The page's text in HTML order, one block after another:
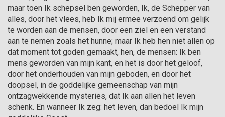
maar toen Ik schepsel ben geworden, Ik, de Schepper van
alles, door het vlees, heb Ik mij ermee verzoend om gelijk
te worden aan de mensen, door een ziel en een verstand
aan te nemen zoals het hunne; maar Ik heb hen niet allen op
dat moment tot goden gemaakt, hen, de mensen: Ik ben
mens geworden van mijn kant, en het is door het geloof,
door het onderhouden van mijn geboden, en door het
doopsel, in de goddelijke gemeenschap van mijn
ontzagwekkende mysteries, dat Ik aan allen het leven
schenk. En wanneer Ik zeg: het leven, dan bedoel Ik mijn